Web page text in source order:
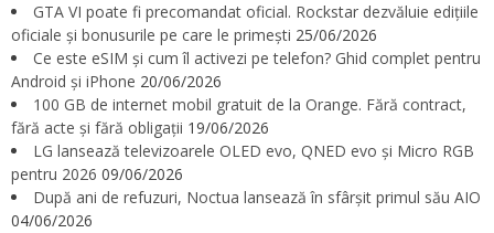
GTA VI poate fi precomandat oficial. Rockstar dezvăluie edițiile
oficiale și bonusurile pe care le primești 25/06/2026
Ce este eSIM și cum îl activezi pe telefon? Ghid complet pentru
Android și iPhone 20/06/2026
100 GB de internet mobil gratuit de la Orange. Fără contract,
fără acte și fără obligații 19/06/2026
LG lansează televizoarele OLED evo, QNED evo și Micro RGB
pentru 2026 09/06/2026
După ani de refuzuri, Noctua lansează în sfârșit primul său AIO
04/06/2026